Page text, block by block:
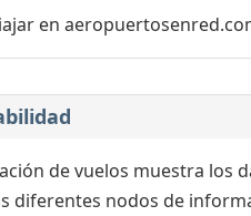
en
de vuelos muestra los
diferentes nodos de